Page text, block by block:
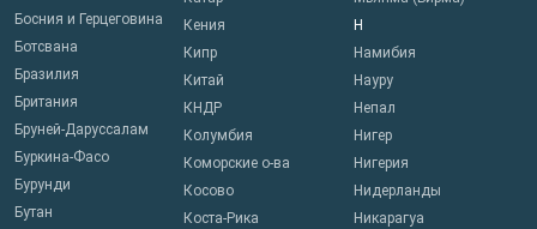
Босния и Герцеговина
Ботсвана
Бразилия
Британия
Бруней-Даруссалам
Буркина-Фасо
Бурунди
Бутан
Кения
Кипр
Китай
КНДР
Колумбия
Коморские о-ва
Косово
Коста-Рика
Н
Намибия
Науру
Непал
Нигер
Нигерия
Нидерланды
Никарагуа